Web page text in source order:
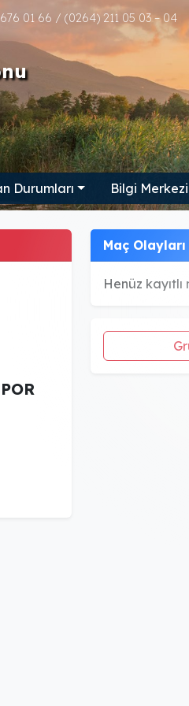
01 66 / (0264) 211 05 03 – 04
Durumları Bilgi Merkezi
Maç Olayları
Henüz